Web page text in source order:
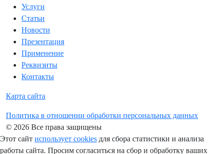
Услуги
Статьи
Новости
Презентация
Применение
Реквизиты
Контакты
Карта сайта
Политика в отношении обработки персональных данных
© 2026 Все права защищены
Этот сайт использует cookies для сбора статистики и анализа
работы сайта. Просим согласиться на сбор и обработку ваших